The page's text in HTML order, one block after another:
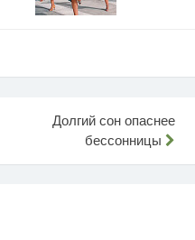
Долгий сон опаснее
бессонницы